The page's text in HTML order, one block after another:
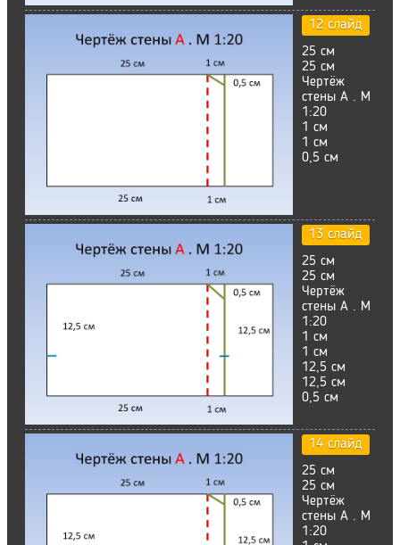
12 слайд
25 см
25 см
Чертёж
стены А . М
1:20
1 см
1 см
0,5 см
13 слайд
25 см
25 см
Чертёж
стены А . М
1:20
1 см
1 см
12,5 см
12,5 см
0,5 см
14 слайд
25 см
25 см
Чертёж
стены А . М
1:20